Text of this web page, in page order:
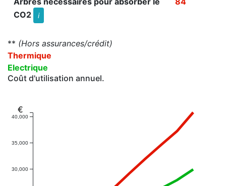
CO2
i
** (Hors assurances/crédit)
Thermique
Electrique
Coût d'utilisation annuel.
30,000
35,000
40,000
€